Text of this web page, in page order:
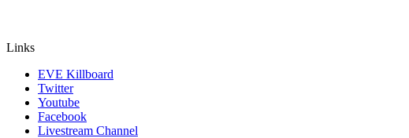
Links
EVE Killboard
Twitter
Youtube
Facebook
Livestream Channel